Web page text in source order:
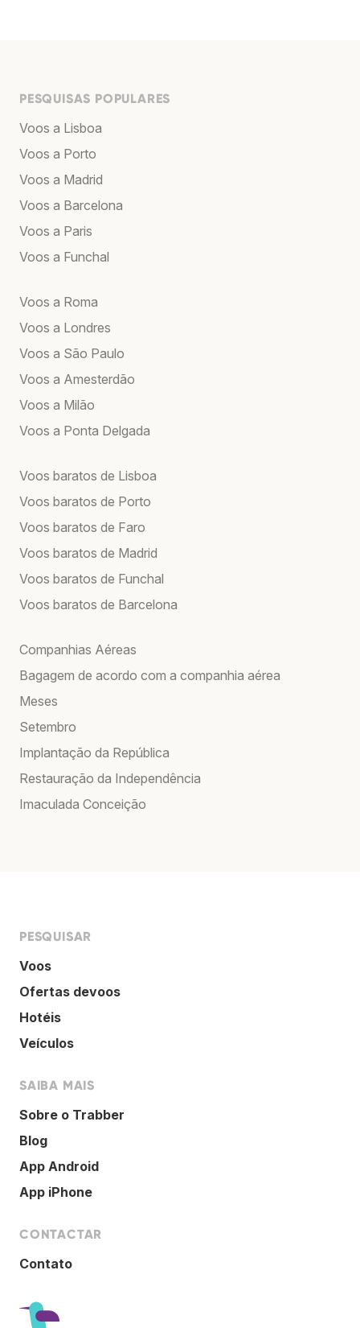
PESQUISAS POPULARES
Voos a Lisboa
Voos a Porto
Voos a Madrid
Voos a Barcelona
Voos a Paris
Voos a Funchal
Voos a Roma
Voos a Londres
Voos a São Paulo
Voos a Amesterdão
Voos a Milão
Voos a Ponta Delgada
Voos baratos de Lisboa
Voos baratos de Porto
Voos baratos de Faro
Voos baratos de Madrid
Voos baratos de Funchal
Voos baratos de Barcelona
Companhias Aéreas
Bagagem de acordo com a companhia aérea
Meses
Setembro
Implantação da República
Restauração da Independência
Imaculada Conceição
PESQUISAR
Voos
Ofertas devoos
Hotéis
Veículos
SAIBA MAIS
Sobre o Trabber
Blog
App Android
App iPhone
CONTACTAR
Contato